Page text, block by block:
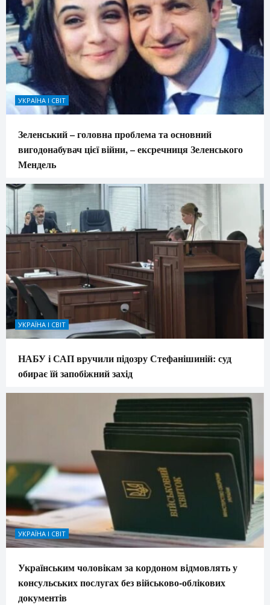
УКРАЇНА І СВІТ
Зеленський – головна проблема та основний
вигодонабувач цієї війни, – ексречниця Зеленського
Мендель
УКРАЇНА І СВІТ
НАБУ і САП вручили підозру Стефанішиній: суд
обирає їй запобіжний захід
УКРАЇНА І СВІТ
Українським чоловікам за кордоном відмовлять у
консульських послугах без військово-облікових
документів